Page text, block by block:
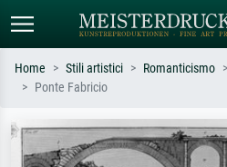
Cerca per artista, titolo o stile – es.
Monet, Notte stellata,
Home Stili artistici Romanticismo
Ponte Fabricio